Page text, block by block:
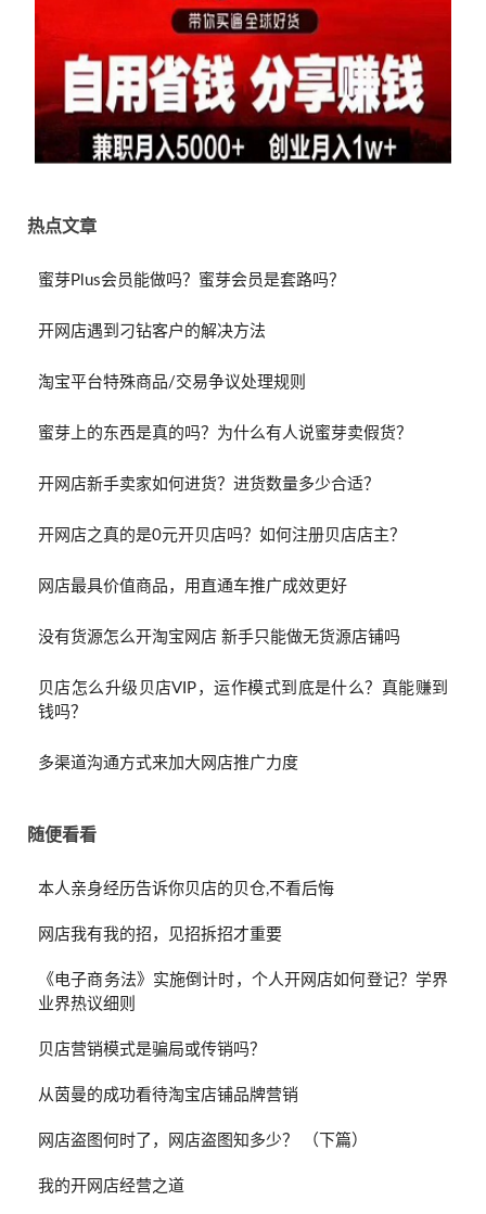
热点文章
蜜芽Plus会员能做吗？蜜芽会员是套路吗？
开网店遇到刁钻客户的解决方法
淘宝平台特殊商品/交易争议处理规则
蜜芽上的东西是真的吗？为什么有人说蜜芽卖假货？
开网店新手卖家如何进货？进货数量多少合适？
开网店之真的是0元开贝店吗？如何注册贝店店主？
网店最具价值商品，用直通车推广成效更好
没有货源怎么开淘宝网店 新手只能做无货源店铺吗
贝店怎么升级贝店VIP，运作模式到底是什么？真能赚到
钱吗？
多渠道沟通方式来加大网店推广力度
随便看看
本人亲身经历告诉你贝店的贝仓,不看后悔
网店我有我的招，见招拆招才重要
《电子商务法》实施倒计时，个人开网店如何登记？学界
业界热议细则
贝店营销模式是骗局或传销吗？
从茵曼的成功看待淘宝店铺品牌营销
网店盗图何时了，网店盗图知多少？ （下篇）
我的开网店经营之道